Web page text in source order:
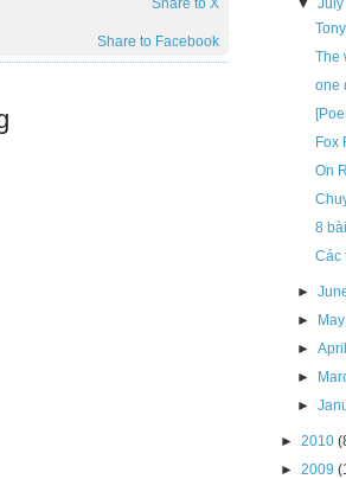
Share to Facebook
▼July
The
one
Fox
On
8
Các
►
►
May
►
►
►
► 2010
► 2009